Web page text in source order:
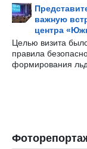
важную
центра
Целью визита
правила
формирования